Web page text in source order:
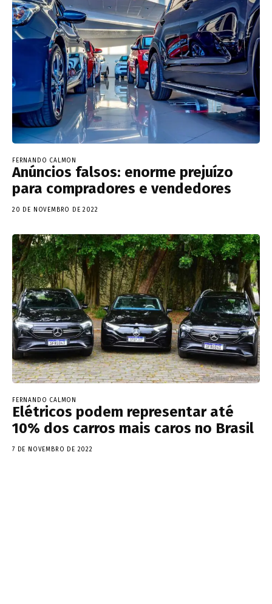
FERNANDO CALMON
Anúncios falsos: enorme prejuízo
para compradores e vendedores
20 DE NOVEMBRO DE 2022
FERNANDO CALMON
Elétricos podem representar até
10% dos carros mais caros no Brasil
7 DE NOVEMBRO DE 2022